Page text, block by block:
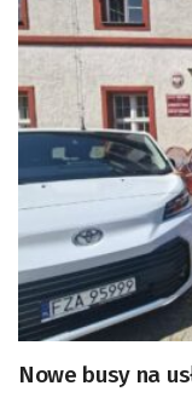
Nowe busy na